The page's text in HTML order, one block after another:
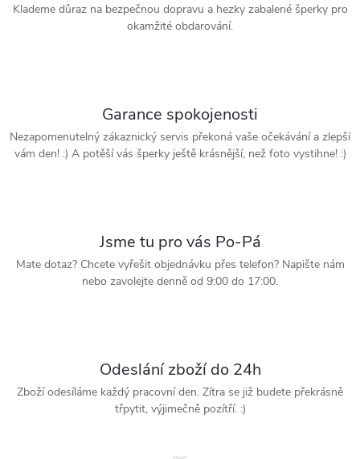
Klademe důraz na bezpečnou dopravu a hezky zabalené šperky pro
okamžité obdarování.
Garance spokojenosti
Nezapomenutelný zákaznický servis překoná vaše očekávání a zlepší
vám den! :) A potěší vás šperky ještě krásnější, než foto vystihne! :)
Jsme tu pro vás Po-Pá
Mate dotaz? Chcete vyřešit objednávku přes telefon? Napište nám
nebo zavolejte denně od 9:00 do 17:00.
Odeslání zboží do 24h
Zboží odesíláme každý pracovní den. Zítra se již budete překrásně
třpytit, výjimečně pozítří. :)